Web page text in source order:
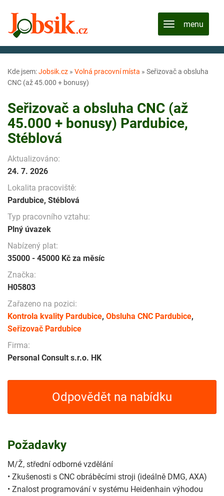
Kde jsem:Jobsik.cz » Volná pracovní místa » Seřizovač a obsluha
CNC (až 45.000 + bonusy)
Seřizovač a obsluha CNC (až
45.000 + bonusy) Pardubice,
Stéblová
Aktualizováno:
24. 7. 2026
Lokalita pracoviště:
Pardubice, Stéblová
Typ pracovního vztahu:
Plný úvazek
Nabízený plat:
35000 - 45000 Kč za měsíc
Značka:
H05803
Zařazeno na pozici:
Kontrola kvality Pardubice, Obsluha CNC Pardubice,
Seřizovač Pardubice
Firma:
Personal Consult s.r.o. HK
Odpovědět na nabídku
Požadavky
M/Ž, střední odborné vzdělání
• Zkušenosti s CNC obráběcími stroji (ideálně DMG, AXA)
• Znalost programování v systému Heidenhain výhodou